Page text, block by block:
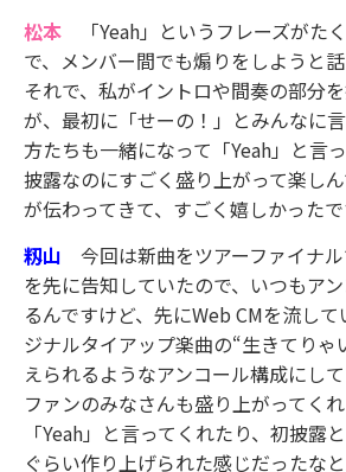
松本 「Yeah」というフレーズがた
で、メンバー間でも煽りをしようと話
それで、私がイントロや間奏の部分
が、最初に「せーの！」とみんなに
方たちも一緒になって「Yeah」と言
披露なのにすごく盛り上がって楽し
が伝わってきて、すごく嬉しかったで
籾山 今回は新曲をツアーファイナ
を先に告知していたので、いつもア
るんですけど、先にWeb CMを流し
ジナルタイアップ楽曲の“生きてりゃ
えられるようなアンコール構成にし
ファンのみなさんも盛り上がってく
「Yeah」と言ってくれたり、初披露
ぐらい作り上げられた感じだったな